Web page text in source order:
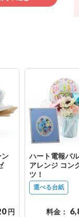
ン
円
ハート電報バ
アレンジ コン
ツ！
選べる台紙
料金：